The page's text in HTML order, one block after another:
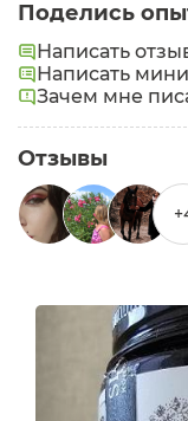
Поделись
Написать
Написать
Зачем мне
Отзывы